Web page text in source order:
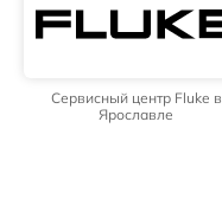
Сервисный центр Fluke в
Ярославле